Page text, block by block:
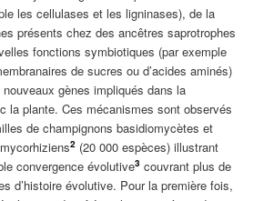
les cellulases et les ligninases), de la
présents chez des ancêtres saprotrophes
fonctions symbiotiques (par exemple
de sucres ou d’acides aminés)
nouveaux gènes impliqués dans la
la plante. Ces mécanismes sont observés
de champignons basidiomycètes et
2 (20 000 espèces) illustrant
convergence évolutive3 couvrant plus de
d’histoire évolutive. Pour la première fois,